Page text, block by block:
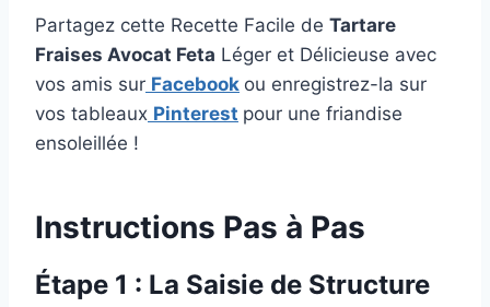
Partagez cette Recette Facile de Tartare
Fraises Avocat Feta Léger et Délicieuse avec
vos amis sur Facebook ou enregistrez-la sur
vos tableaux Pinterest pour une friandise
ensoleillée !
Instructions Pas à Pas
Étape 1 : La Saisie de Structure